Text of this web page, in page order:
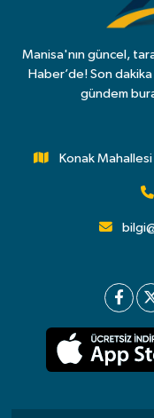
Manisa'nın güncel,
Haber’de! Son
gündem
Konak